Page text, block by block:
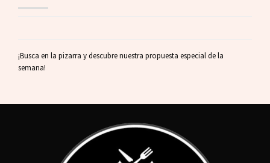
¡Busca en la pizarra y descubre nuestra propuesta especial de la
semana!